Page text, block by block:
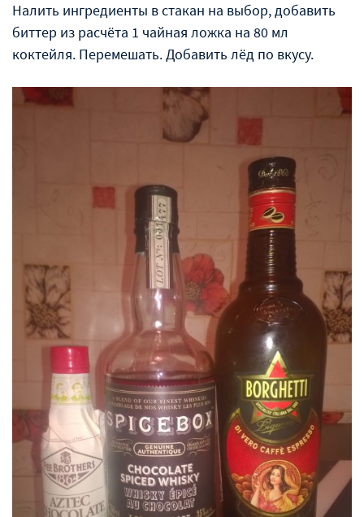
Налить ингредиенты в стакан на выбор, добавить
биттер из расчёта 1 чайная ложка на 80 мл
коктейля. Перемешать. Добавить лёд по вкусу.